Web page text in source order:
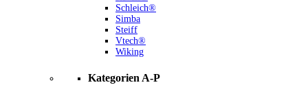
Schleich®
Simba
Steiff
Vtech®
Wiking
Kategorien A-P